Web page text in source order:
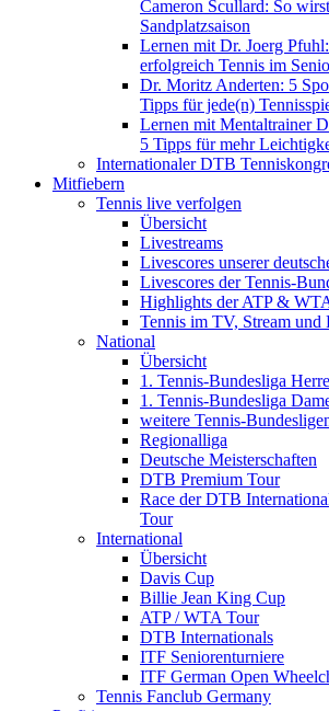
Cameron Scullard: So
Sandplatzsaison
Lernen mit Dr. Joerg
erfolgreich Tennis im
Dr. Moritz Anderten: 5
Tipps für jede(n)
Lernen mit Mentaltrainer
5 Tipps für mehr
Internationaler DTB
Mitfiebern
Tennis live verfolgen
Übersicht
Livestreams
Livescores unserer
Livescores der Tennis-
Highlights der ATP &
Tennis im TV, Stream und
National
Übersicht
1. Tennis-Bundesliga
1. Tennis-Bundesliga
weitere Tennis-
Regionalliga
Deutsche Meisterschaften
DTB Premium Tour
Race der DTB
Tour
International
Übersicht
Davis Cup
Billie Jean King Cup
ATP / WTA Tour
DTB Internationals
ITF Seniorenturniere
ITF German Open
Tennis Fanclub Germany